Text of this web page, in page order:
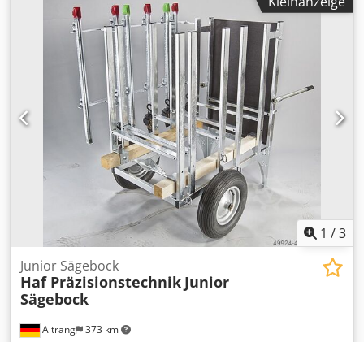
Klöpperboden Max. Betriebsdruck: Atmosphärisch Dksdpfx
Asv Dunfsbzer Abmessung Behälter: Innendurchmesser:
815mm Außendurchmesser: 890mm Gesamthöhe:
1330mm Zylindrischehöhe: 1070mm Gesamtbreite: 890mm
Materialien: Innen: 14301 / AISI 304 Außenteile: 14301 /
AISI 304 Einrichtungen: Typenschild: nein Auslauf
Durchmesser:50mm Abstand Abfluss zu Boden: 160mm
1 /3
Aitrang 373 km
Junior Sägebock
Haf Präzisionstechnik Junior
Sägebock